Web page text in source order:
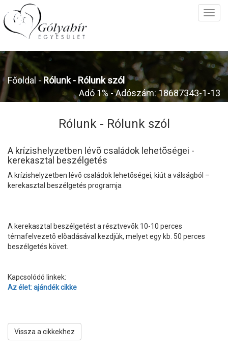
Főoldal -Rólunk - Rólunk szól
Adó 1% - Adószám: 18687343-1-13
Rólunk - Rólunk szól
A krízishelyzetben lévõ családok lehetõségei -
kerekasztal beszélgetés
A krízishelyzetben lévõ családok lehetõségei, kiút a válságból –
kerekasztal beszélgetés programja
A kerekasztal beszélgetést a résztvevõk 10-10 perces
témafelvezetõ elõadásával kezdjük, melyet egy kb. 50 perces
beszélgetés követ.
Kapcsolódó linkek:
Az élet: ajándék cikke
Vissza a cikkekhez